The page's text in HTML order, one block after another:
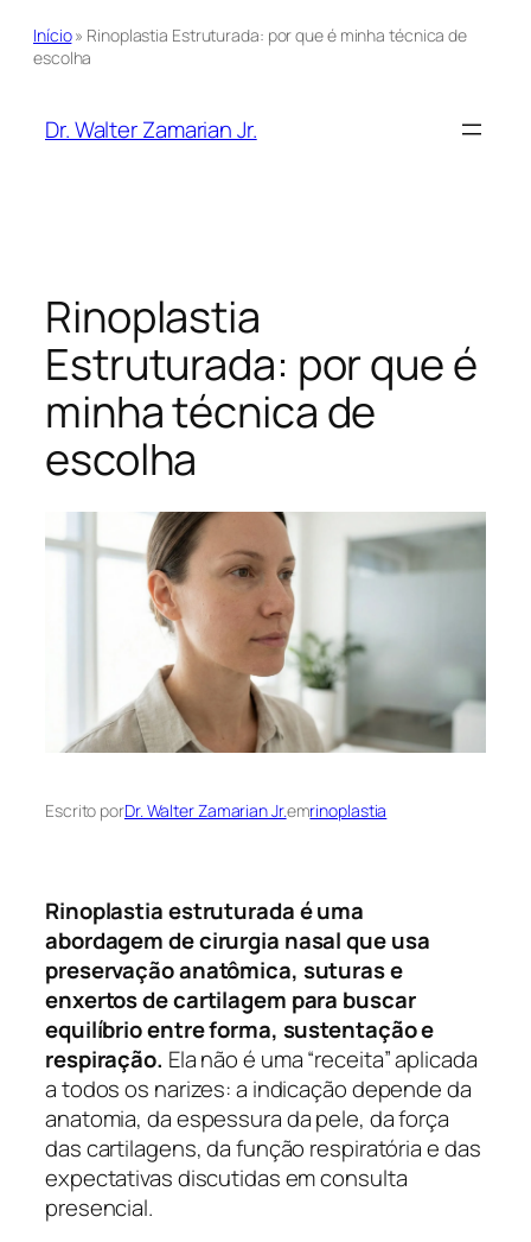
Início» Rinoplastia Estruturada: por que é minha técnica de
escolha
Dr. Walter Zamarian Jr.
Rinoplastia
Estruturada: por que é
minha técnica de
escolha
Escrito porDr. Walter Zamarian Jr.emrinoplastia
Rinoplastia estruturada é uma
abordagem de cirurgia nasal que usa
preservação anatômica, suturas e
enxertos de cartilagem para buscar
equilíbrio entre forma, sustentação e
respiração. Ela não é uma “receita” aplicada
a todos os narizes: a indicação depende da
anatomia, da espessura da pele, da força
das cartilagens, da função respiratória e das
expectativas discutidas em consulta
presencial.